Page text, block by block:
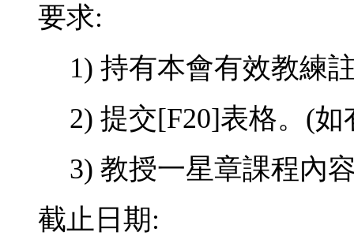
要求:
1) 持有本會有效教練
2) 提交[F20]表格。 (如
3) 教授一星章課程內
截止日期: